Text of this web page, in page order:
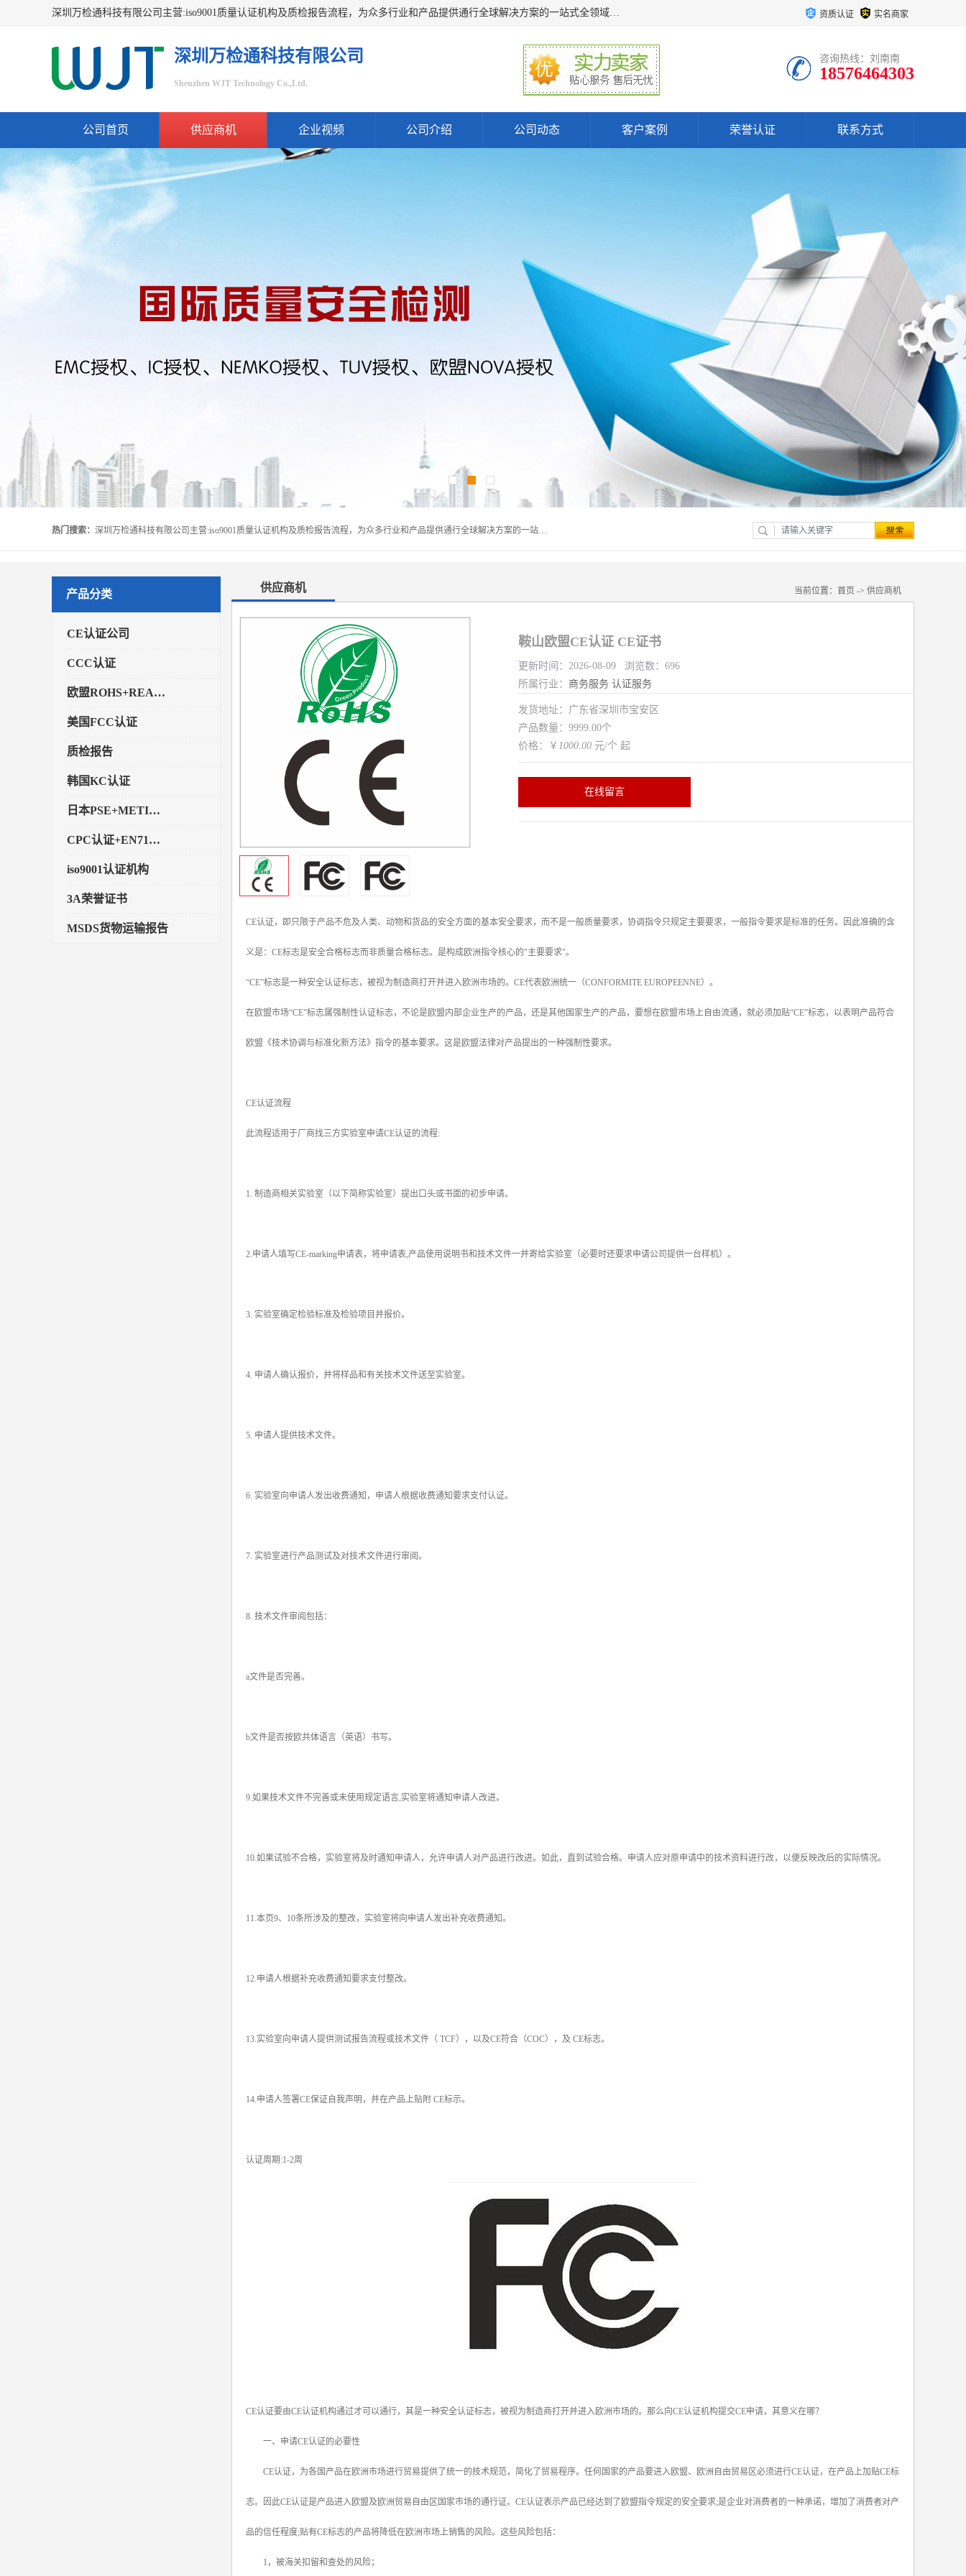
深圳万检通科技有限公司主营:iso9001质量认证机构及质检报告流程，为众多行业和产品提供通行全球解决方案的一站式全领域公共检测、鉴定、验货、srrc认证,质量检测认证及CE认证公司，帮助企业应对全球各种技术贸易壁垒，提升企业竞争优势，满足其对品质的高标准要求。 资质认证 实名商家
深圳万检通科技有限公司
Shenzhen WJT Technology Co.,Ltd.
咨询热线：刘南南
18576464303
公司首页 供应商机 企业视频 公司介绍 公司动态 客户案例 荣誉认证 联系方式
热门搜索： 深圳万检通科技有限公司主营:iso9001质量认证机构及质检报告流程，为众多行业和产品提供通行全球解决方案的一站式全领域公共检测、鉴定、验货、srrc认证,质量检测认证及CE认证公司，帮助企业应对全球各种技术贸易壁垒，提升企业竞争优势，满足其对品质的高标准要求。
产品分类
CE认证公司
CCC认证
欧盟ROHS+REACH认证
美国FCC认证
质检报告
韩国KC认证
日本PSE+METI备案
CPC认证+EN71玩具认证
iso9001认证机构
3A荣誉证书
MSDS货物运输报告
供应商机 当前位置： 首页 -> 供应商机
鞍山欧盟CE认证 CE证书
更新时间：2026-08-09 浏览数：696
所属行业： 商务服务 认证服务
发货地址：广东省深圳市宝安区
产品数量：9999.00个
价格：￥ 1000.00 元/个 起
在线留言
CE认证，即只限于产品不危及人类、动物和货品的安全方面的基本安全要求，而不是一般质量要求，协调指令只规定主要要求，一般指令要求是标准的任务。因此准确的含
义是：CE标志是安全合格标志而非质量合格标志。是构成欧洲指令核心的"主要要求"。
“CE”标志是一种安全认证标志，被视为制造商打开并进入欧洲市场的。CE代表欧洲统一（CONFORMITE EUROPEENNE）。
在欧盟市场“CE”标志属强制性认证标志，不论是欧盟内部企业生产的产品，还是其他国家生产的产品，要想在欧盟市场上自由流通，就必须加贴“CE”标志，以表明产品符合
欧盟《技术协调与标准化新方法》指令的基本要求。这是欧盟法律对产品提出的一种强制性要求。
CE认证流程
此流程适用于厂商找三方实验室申请CE认证的流程:
1. 制造商相关实验室（以下简称实验室）提出口头或书面的初步申请。
2.申请人填写CE-marking申请表，将申请表,产品使用说明书和技术文件一并寄给实验室（必要时还要求申请公司提供一台样机）。
3. 实验室确定检验标准及检验项目并报价。
4. 申请人确认报价，并将样品和有关技术文件送至实验室。
5. 申请人提供技术文件。
6. 实验室向申请人发出收费通知，申请人根据收费通知要求支付认证。
7. 实验室进行产品测试及对技术文件进行审阅。
8. 技术文件审阅包括：
a文件是否完善。
b文件是否按欧共体语言（英语）书写。
9.如果技术文件不完善或未使用规定语言,实验室将通知申请人改进。
10.如果试验不合格，实验室将及时通知申请人，允许申请人对产品进行改进。如此，直到试验合格。申请人应对原申请中的技术资料进行改，以便反映改后的实际情况。
11.本页9、10条所涉及的整改，实验室将向申请人发出补充收费通知。
12.申请人根据补充收费通知要求支付整改。
13.实验室向申请人提供测试报告流程或技术文件（ TCF），以及CE符合（COC），及 CE标志。
14.申请人签署CE保证自我声明，并在产品上贴附 CE标示。
认证周期:1-2周
CE认证要由CE认证机构通过才可以通行，其是一种安全认证标志，被视为制造商打开并进入欧洲市场的。那么向CE认证机构提交CE申请，其意义在哪？
一、申请CE认证的必要性
CE认证，为各国产品在欧洲市场进行贸易提供了统一的技术规范，简化了贸易程序。任何国家的产品要进入欧盟、欧洲自由贸易区必须进行CE认证，在产品上加贴CE标
志。因此CE认证是产品进入欧盟及欧洲贸易自由区国家市场的通行证。CE认证表示产品已经达到了欧盟指令规定的安全要求;是企业对消费者的一种承诺，增加了消费者对产
品的信任程度;贴有CE标志的产品将降低在欧洲市场上销售的风险。这些风险包括：
1，被海关扣留和查处的风险；